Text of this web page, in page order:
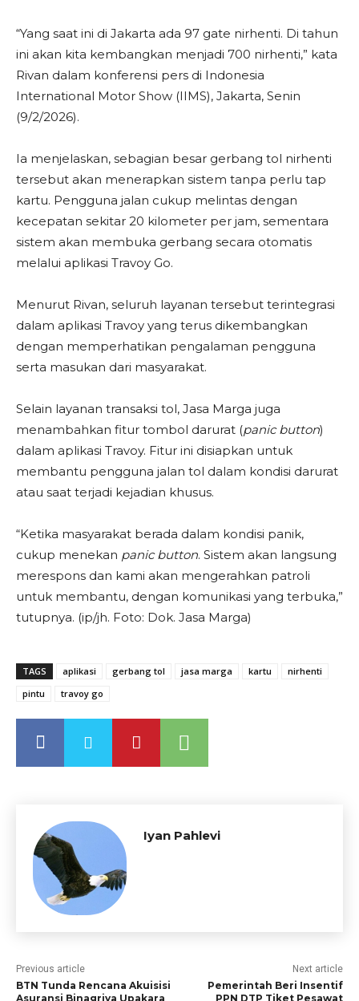
“Yang saat ini di Jakarta ada 97 gate nirhenti. Di tahun
ini akan kita kembangkan menjadi 700 nirhenti,” kata
Rivan dalam konferensi pers di Indonesia
International Motor Show (IIMS), Jakarta, Senin
(9/2/2026).
Ia menjelaskan, sebagian besar gerbang tol nirhenti
tersebut akan menerapkan sistem tanpa perlu tap
kartu. Pengguna jalan cukup melintas dengan
kecepatan sekitar 20 kilometer per jam, sementara
sistem akan membuka gerbang secara otomatis
melalui aplikasi Travoy Go.
Menurut Rivan, seluruh layanan tersebut terintegrasi
dalam aplikasi Travoy yang terus dikembangkan
dengan memperhatikan pengalaman pengguna
serta masukan dari masyarakat.
Selain layanan transaksi tol, Jasa Marga juga
menambahkan fitur tombol darurat (panic button)
dalam aplikasi Travoy. Fitur ini disiapkan untuk
membantu pengguna jalan tol dalam kondisi darurat
atau saat terjadi kejadian khusus.
“Ketika masyarakat berada dalam kondisi panik,
cukup menekan panic button. Sistem akan langsung
merespons dan kami akan mengerahkan patroli
untuk membantu, dengan komunikasi yang terbuka,”
tutupnya. (ip/jh. Foto: Dok. Jasa Marga)
TAGS aplikasi gerbang tol jasa marga kartu
nirhenti
pintu
travoy go
Iyan Pahlevi
Previous article
BTN Tunda Rencana Akuisisi
Asuransi Binagriya Upakara
Next article
Pemerintah Beri Insentif
PPN DTP Tiket Pesawat